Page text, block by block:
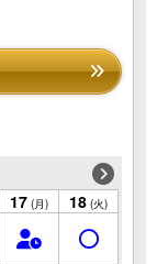
17 (月) 18 (火)